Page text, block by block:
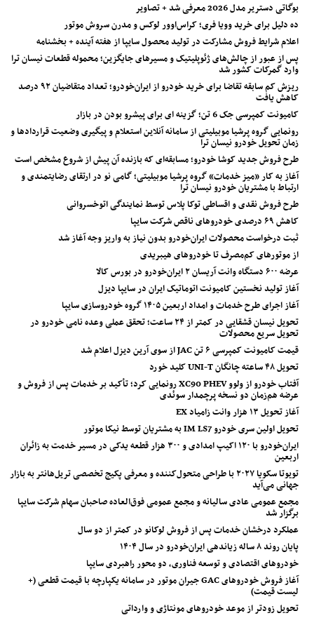
بوگاتی دستریر مدل 2026 معرفی شد + تصاویر
ده دلیل برای خرید وویا فری؛ کراس‌اوور لوکس و مدرن سروش موتور
اعلام شرایط فروش مشارکت در تولید محصول سایپا از هفته آینده + بخشنامه
پس از عبور از چالش‌های ژئوپلیتیک و مسیرهای جایگزین؛ محموله قطعات نیسان ترا
وارد گمرکات کشور شد
ریزش کم‌ سابقه تقاضا برای خرید خودرو از ایران‌خودرو؛ تعداد متقاضیان ۹۲ درصد
کاهش یافت
کامیونت کمپرسی جک 6 تن؛ گزینه ای برای پیشرو بودن در بازار
رونمایی گروه پرشیا موبیلیتی از سامانه آنلاین استعلام و پیگیری وضعیت قراردادها و
زمان تحویل خودرو نیسان ترا
طرح فروش جدید کوشا خودرو؛ مسابقه‌ای که بازنده آن پیش از شروع مشخص است
آغاز به کار «میز خدمات» گروه پرشیا موبیلیتی؛ گامی نو در ارتقای رضایتمندی و
ارتباط با مشتریان خودرو نیسان ترا
طرح فروش نقدی و اقساطی توکا پلاس توسط نمایندگی اتوخسروانی
کاهش ۶۹ درصدی خودروهای ناقص شرکت سایپا
ثبت درخواست محصولات ایران‌خودرو بدون نیاز به واریز وجه آغاز شد
از موتورهای کم‌مصرف تا خودروهای هیبریدی
عرضه ۶۰۰ دستگاه وانت آریسان ۲ ایران‌خودرو در بورس کالا
آغاز تولید نخستین کامیونت اتوماتیک ایران در سایپا دیزل
آغاز اجرای طرح خدمات و امداد اربعین ۱۴۰۵ گروه خودروسازی سایپا
تحویل نیسان قشقایی در کمتر از ۲۴ ساعت؛ تحقق عملی وعده نامی خودرو در
تحویل سریع محصولات
قیمت کامیونت کمپرسی ۶ تن JAC از سوی آرین دیزل اعلام شد
تحویل ۴۸ ساعته چانگان UNI-T کلید خورد
آفتاب خودرو از ولوو XC90 PHEV رونمایی کرد؛ تأکید بر خدمات پس از فروش و
عرضه هم‌زمان دو نسخه پرچمدار سوئدی
آغاز تحویل ۱۳ هزار وانت زامیاد EX
تحویل اولین سری خودرو IM LS7 به مشتریان توسط نیکا موتور
ایران‌خودرو با ۱۲۰ اکیپ امدادی و ۳۰۰ هزار قطعه یدکی در مسیر خدمت به زائران
اربعین
تویوتا سکویا ۲۰۲۷ با طراحی متحول‌کننده و معرفی پکیج تخصصی تریل‌هانتر به بازار
جهانی می‌آید
مجمع عمومی عادی سالیانه و مجمع عمومی فوق‌العاده صاحبان سهام شرکت سایپا
برگزار شد
عملکرد درخشان خدمات پس از فروش لوکانو در کمتر از دو سال
پایان روند ۸ ساله زیاندهی ایران‌خودرو در سال ۱۴۰۴
خودروهای اقتصادی و توسعه فناوری، دو محور راهبردی سایپا
آغاز فروش خودروهای GAC جیران موتور در سامانه یکپارچه با قیمت قطعی (+
لیست قیمت)
تحویل زودتر از موعد خودروهای مونتاژی و وارداتی